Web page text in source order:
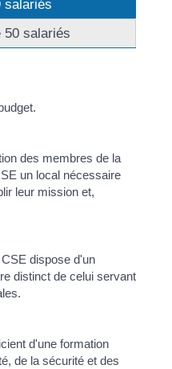
salariés
50 salariés
des membres de la
un local nécessaire
leur mission et,
dispose d'un
distinct de celui servant
d'une formation
de la sécurité et des